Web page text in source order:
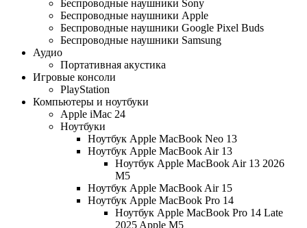
Беспроводные наушники Sony
Беспроводные наушники Apple
Беспроводные наушники Google Pixel Buds
Беспроводные наушники Samsung
Аудио
Портативная акустика
Игровые консоли
PlayStation
Компьютеры и ноутбуки
Apple iMac 24
Ноутбуки
Ноутбук Apple MacBook Neo 13
Ноутбук Apple MacBook Air 13
Ноутбук Apple MacBook Air 13 2026
M5
Ноутбук Apple MacBook Air 15
Ноутбук Apple MacBook Pro 14
Ноутбук Apple MacBook Pro 14 Late
2025 Apple M5